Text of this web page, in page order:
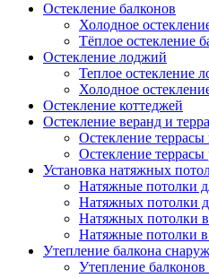
Остекление балконов
Холодное
Тёплое остекление
Остекление лоджий
Теплое остекление
Холодное
Остекление коттеджей
Остекление веранд и
Остекление
Остекление
Установка натяжных
Натяжные потолки
Натяжных потолки
Натяжных потолки
Натяжные потолки
Утепление балкона
Утепление балконов